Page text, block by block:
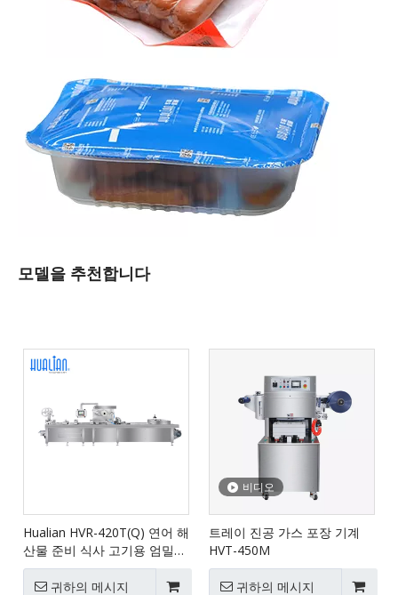
모델을 추천합니다
Hualian HVR-420T(Q) 연어 해
산물 준비 식사 고기용 엄밀한
필름 MAP 열성형 진공 포장
기계 귀하의 메시지
비디오
트레이 진공 가스 포장 기계
HVT-450M
귀하의 메시지